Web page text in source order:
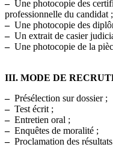
–Une photocopie des
professionnelle du candidat ;
–Une photocopie des
–Un extrait de casier
–Une photocopie de la
III. MODE DE
–Présélection sur dossier ;
–Test écrit ;
–Entretien oral ;
–Enquêtes de moralité ;
–Proclamation des